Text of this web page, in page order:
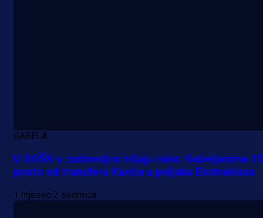
23 h 40 min
GABELA
U GOŠK-u zadovoljno trljaju ruke: Gabeljanima 15
posto od transfera Karića u poljsku Ekstraklasu
1 mjesec 2 sedmica